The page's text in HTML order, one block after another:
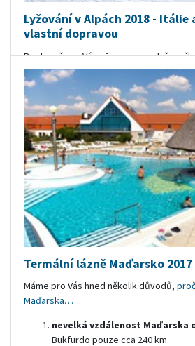
Lyžování v Alpách 2018 - Itálie
vlastní dopravou
Postupně pro Vás připravujeme
Rakouska za relaxací, ideální pro
manželské páry
Lyžování v Alpách Itálie 2017-2018
Lyžování v Alpách Rakousko 2017-2018
orientační cena v
Termální lázně Maďarsko 2017
Máme pro Vás hned několik důvodů,
Maďarska…
nevelká vzdálenost Maďarska
Bukfurdo pouze cca 240 km